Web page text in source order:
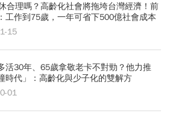
合理嗎？高齡化社會將拖垮台灣經濟！前
工作到75歲，一年可省下500億社會成本
15
活30年、65歲拿敬老卡不對勁？他力推
時代」：高齡化與少子化的雙解方
01